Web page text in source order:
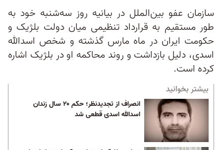
سازمان عفو بین‌الملل در بیانیه روز سه‌شنبه خود به
طور مستقیم به قرارداد تنظیمی میان دولت بلژیک و
حکومت ایران در ماه مارس گذشته و شخص اسد‌الله
اسدی، دلیل بازداشت و روند محاکمه او در بلژیک اشاره
کرده است.
بیشتر بخوانید
انصراف از تجدیدنظر؛ حکم ۲۰ سال زندان
اسدالله اسدی قطعی شد